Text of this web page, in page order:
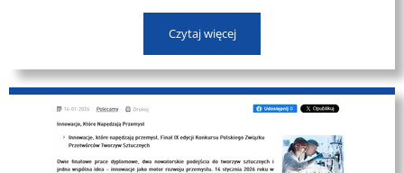
Czytaj więcej